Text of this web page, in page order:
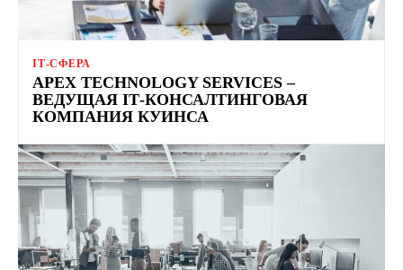
ІТ-СФЕРА
APEX TECHNOLOGY SERVICES –
ВЕДУЩАЯ ІТ-КОНСАЛТИНГОВАЯ
КОМПАНИЯ КУИНСА